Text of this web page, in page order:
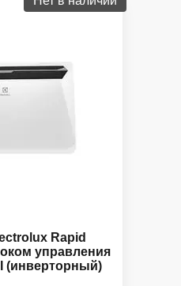
Rapid
управления
(инверторный)